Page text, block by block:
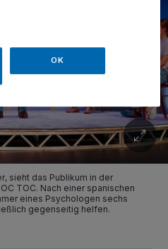
sieht das Publikum in der
TOC. Nach einer spanischen
eines Psychologen sechs
gegenseitig helfen.
OK